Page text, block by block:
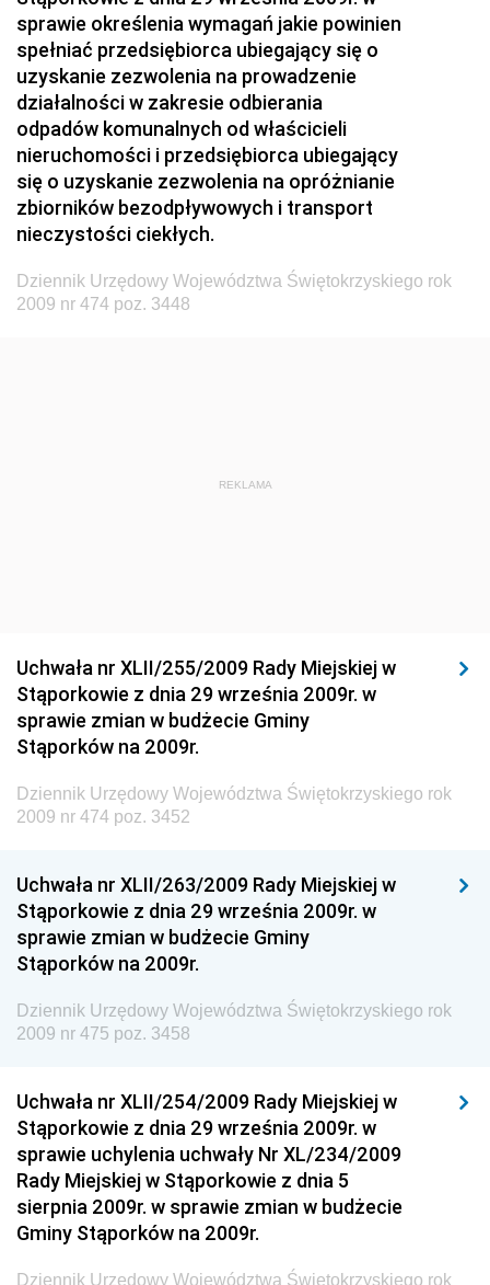
Dziennik Urzędowy Ministerstwa Zdrowia i Opieki
Społecznej
Dziennik Urzędowy Ministerstwa Rolnictwa, Leśnictwa
i Gospodarki Żywnościowej
Dziennik Urzędowy Ministra Spraw Wewnętrznych
Dziennik Urzędowy Ministra Transportu, Budownictwa
i Gospodarki Morskiej
Dziennik Urzędowy Ministra Administracji i Cyfryzacji
Dziennik Urzędowy Głównego Inspektora Ochrony
Dziennik Urzędowy Ministra Budownictwa i Przemysłu
Środowiska
Dziennik Urzędowy Ministerstwa Administracji,
Gospodarki Terenowej i Ochrony Środowiska
Gospodarki Przestrzennej
Dziennik Urzędowy Ministerstwa Przemysłu
Chemicznego i Lekkiego
Dziennik Urzędowy Ministerstwa Rolnictwa i
Dziennik Urzędowy Ministra Rodziny, Pracy i Polityki
Dziennik Urzędowy Ministra Cyfryzacji
Dziennik Urzędowy Ministra Rozwoju
Dziennik Urzędowy Ministra Infrastruktury i
Budownictwa
Dziennik Urzędowy Ministra Gospodarki Morskiej i
sprawie określenia wymagań jakie powinien
spełniać przedsiębiorca ubiegający się o
uzyskanie zezwolenia na prowadzenie
działalności w zakresie odbierania
odpadów komunalnych od właścicieli
nieruchomości i przedsiębiorca ubiegający
się o uzyskanie zezwolenia na opróżnianie
zbiorników bezodpływowych i transport
nieczystości ciekłych.
Dziennik Urzędowy Województwa Świętokrzyskiego rok
2009 nr 474 poz. 3448
REKLAMA
Uchwała nr XLII/255/2009 Rady Miejskiej w
Stąporkowie z dnia 29 września 2009r. w
sprawie zmian w budżecie Gminy
Stąporków na 2009r.
Dziennik Urzędowy Województwa Świętokrzyskiego rok
2009 nr 474 poz. 3452
Uchwała nr XLII/263/2009 Rady Miejskiej w
Stąporkowie z dnia 29 września 2009r. w
sprawie zmian w budżecie Gminy
Stąporków na 2009r.
Dziennik Urzędowy Województwa Świętokrzyskiego rok
2009 nr 475 poz. 3458
Uchwała nr XLII/254/2009 Rady Miejskiej w
Stąporkowie z dnia 29 września 2009r. w
sprawie uchylenia uchwały Nr XL/234/2009
Rady Miejskiej w Stąporkowie z dnia 5
sierpnia 2009r. w sprawie zmian w budżecie
Gminy Stąporków na 2009r.
Dziennik Urzędowy Województwa Świętokrzyskiego rok